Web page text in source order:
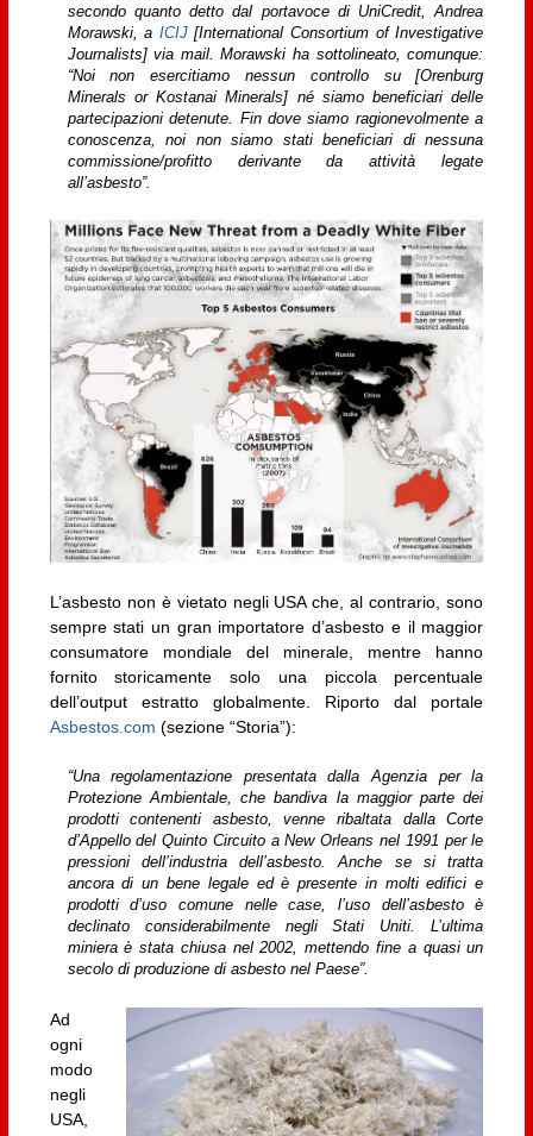
secondo quanto detto dal portavoce di UniCredit, Andrea
Morawski, a ICIJ[International Consortium of Investigative
Journalists] via mail. Morawski ha sottolineato, comunque:
“Noi non esercitiamo nessun controllo su [Orenburg
Minerals or Kostanai Minerals] né siamo beneficiari delle
partecipazioni detenute. Fin dove siamo ragionevolmente a
conoscenza, noi non siamo stati beneficiari di nessuna
commissione/profitto derivante da attività legate
all’asbesto”.
L’asbesto non è vietato negli USA che, al contrario, sono
sempre stati un gran importatore d’asbesto e il maggior
consumatore mondiale del minerale, mentre hanno
fornito storicamente solo una piccola percentuale
dell’output estratto globalmente. Riporto dal portale
Asbestos.com (sezione “Storia”):
“Una regolamentazione presentata dalla Agenzia per la
Protezione Ambientale, che bandiva la maggior parte dei
prodotti contenenti asbesto, venne ribaltata dalla Corte
d’Appello del Quinto Circuito a New Orleans nel 1991 per le
pressioni dell’industria dell’asbesto. Anche se si tratta
ancora di un bene legale ed è presente in molti edifici e
prodotti d’uso comune nelle case, l’uso dell’asbesto è
declinato considerabilmente negli Stati Uniti. L’ultima
miniera è stata chiusa nel 2002, mettendo fine a quasi un
secolo di produzione di asbesto nel Paese”.
Ad
ogni
modo
negli
USA,